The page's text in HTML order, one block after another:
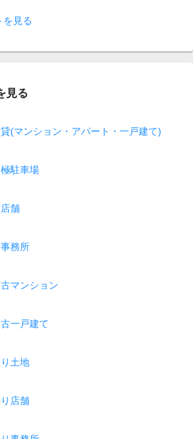
を見る
見る
(マンション・アパート・一戸建て)
駐車場
舗
務所
マンション
一戸建て
土地
店舗